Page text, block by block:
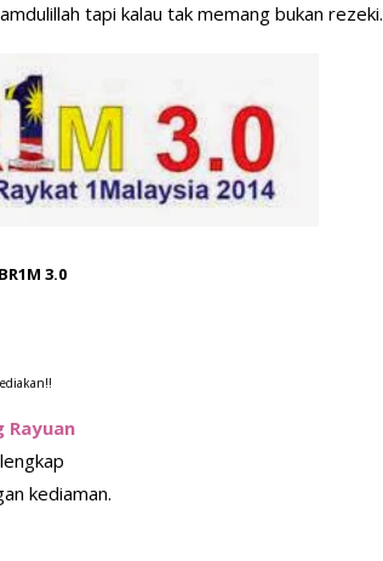
tapi kalau tak memang bukan rezeki.
3.0
Rayuan
kediaman.